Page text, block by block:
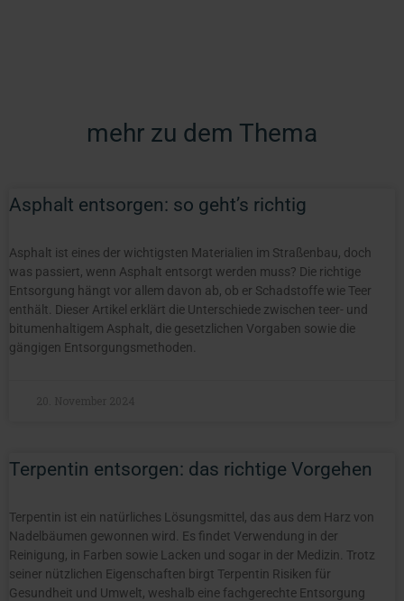
mehr zu dem Thema
Asphalt entsorgen: so geht’s richtig
Asphalt ist eines der wichtigsten Materialien im Straßenbau, doch
was passiert, wenn Asphalt entsorgt werden muss? Die richtige
Entsorgung hängt vor allem davon ab, ob er Schadstoffe wie Teer
enthält. Dieser Artikel erklärt die Unterschiede zwischen teer- und
bitumenhaltigem Asphalt, die gesetzlichen Vorgaben sowie die
gängigen Entsorgungsmethoden.
Terpentin entsorgen: das richtige Vorgehen
Terpentin ist ein natürliches Lösungsmittel, das aus dem Harz von
Nadelbäumen gewonnen wird. Es findet Verwendung in der
Reinigung, in Farben sowie Lacken und sogar in der Medizin. Trotz
seiner nützlichen Eigenschaften birgt Terpentin Risiken für
Gesundheit und Umwelt, weshalb eine fachgerechte Entsorgung